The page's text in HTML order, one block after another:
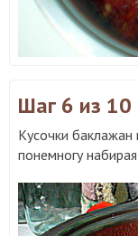
Шаг 6 из 10
Кусочки
понемногу